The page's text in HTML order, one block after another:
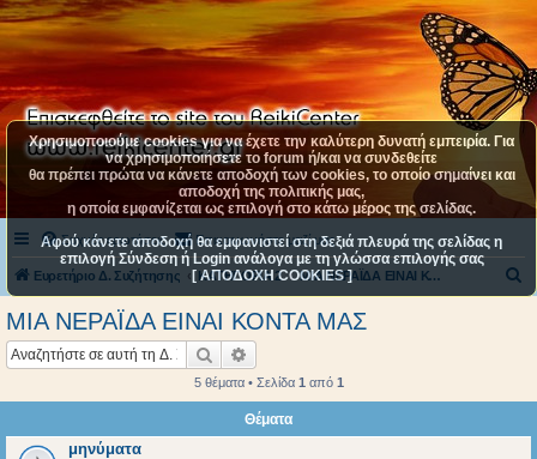
Συχνές ερωτήσεις Επικοινωνήστε μαζί μας
Ευρετήριο Δ. Συζήτησης ΚΑΤΗΓΟΡΙΑ 2 ΜΙΑ ΝΕΡΑΪΔΑ ΕΙΝΑΙ ΚΟΝΤΑ ΜΑΣ
ΜΙΑ ΝΕΡΑΪΔΑ ΕΙΝΑΙ ΚΟΝΤΑ ΜΑΣ
Αναζήτηση
5 θέματα • Σελίδα 1 από 1
Θέματα
μηνύματα
Χρησιμοποιούμε cookies για να έχετε την καλύτερη δυνατή εμπειρία. Για
να χρησιμοποιήσετε το forum ή/και να συνδεθείτε
θα πρέπει πρώτα να κάνετε αποδοχή των cookies, το οποίο σημαίνει και
αποδοχή της πολιτικής μας,
η οποία εμφανίζεται ως επιλογή στο κάτω μέρος της σελίδας.
Αφού κάνετε αποδοχή θα εμφανιστεί στη δεξιά πλευρά της σελίδας η
επιλογή Σύνδεση ή Login ανάλογα με τη γλώσσα επιλογής σας
[ ΑΠΟΔΟΧΗ COOKIES ]